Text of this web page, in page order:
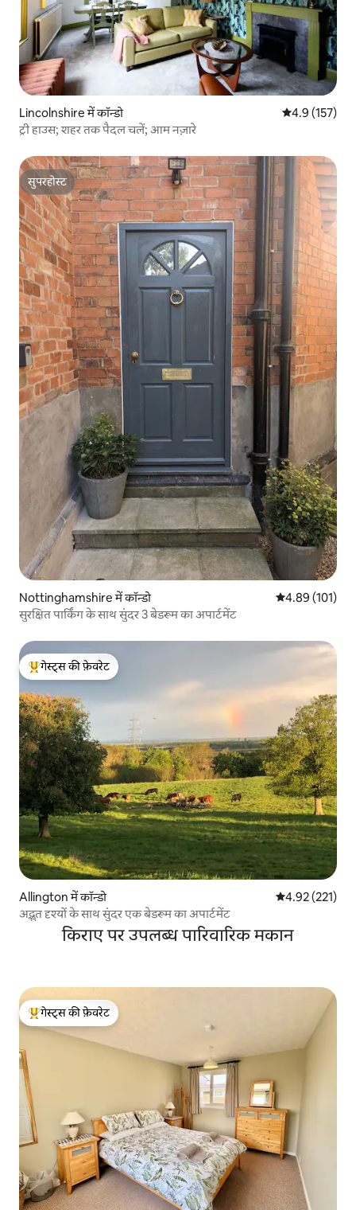
Lincolnshire में कॉन्डो औसत रेटिंग 5 में
4.9 (157)
ट्री हाउस; शहर तक पैदल चलें; आम नज़ारे
सुपरहोस्ट
सुपरहोस्ट
Nottinghamshire में कॉन्डो औसत रेटिंग 5 में से
4.89 (101)
सुरक्षित पार्किंग के साथ सुंदर 3 बेडरूम का अपार्टमेंट
गेस्ट्स का टॉप फ़ेवरेट
गेस्ट्स की फ़ेवरेट
Allington में कॉन्डो औसत रेटिंग 5 में से
4.92 (221)
अद्भुत दृश्यों के साथ सुंदर एक बेडरूम का अपार्टमेंट
किराए पर उपलब्ध पारिवारिक मकान
गेस्ट्स का टॉप फ़ेवरेट
गेस्ट्स की फ़ेवरेट